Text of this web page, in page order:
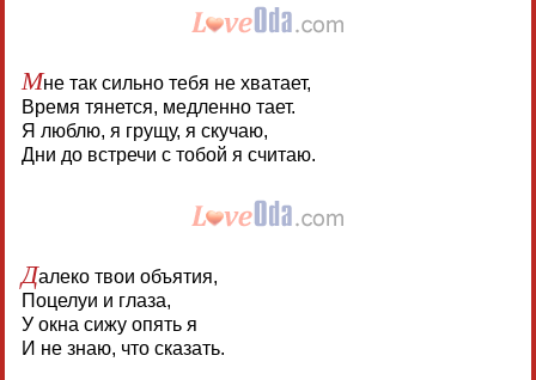
Мне так сильно тебя не хватает,
Время тянется, медленно тает.
Я люблю, я грущу, я скучаю,
Дни до встречи с тобой я считаю.
Далеко твои объятия,
Поцелуи и глаза,
У окна сижу опять я
И не знаю, что сказать.